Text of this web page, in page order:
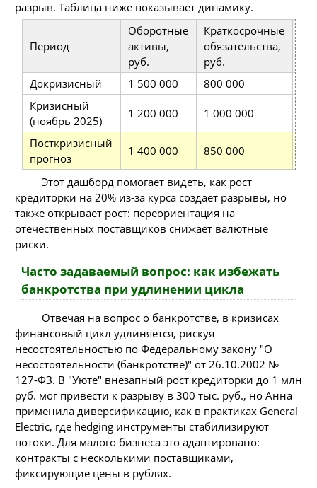
разрыв. Таблица ниже показывает динамику.
Период
Оборотные
активы,
руб.
Краткосрочные
обязательства,
руб.
Докризисный 1 500 000 800 000
Кризисный
(ноябрь 2025)
1 200 000 1 000 000
Посткризисный
прогноз
1 400 000 850 000
Этот дашборд помогает видеть, как рост
кредиторки на 20% из-за курса создает разрывы, но
также открывает рост: переориентация на
отечественных поставщиков снижает валютные
риски.
Часто задаваемый вопрос: как избежать
банкротства при удлинении цикла
Отвечая на вопрос о банкротстве, в кризисах
финансовый цикл удлиняется, рискуя
несостоятельностью по Федеральному закону "О
несостоятельности (банкротстве)" от 26.10.2002 №
127-ФЗ. В "Уюте" внезапный рост кредиторки до 1 млн
руб. мог привести к разрыву в 300 тыс. руб., но Анна
применила диверсификацию, как в практиках General
Electric, где hedging инструменты стабилизируют
потоки. Для малого бизнеса это адаптировано:
контракты с несколькими поставщиками,
фиксирующие цены в рублях.